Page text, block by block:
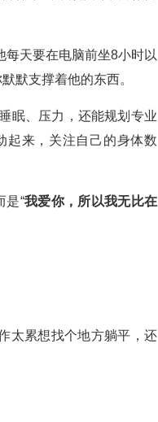
天要在电脑前坐8小时以
默支撑着他的东西。
眠、压力，还能规划专业
起来，关注自己的身体数
是“我爱你，所以我无比在
太累想找个地方躺平，还